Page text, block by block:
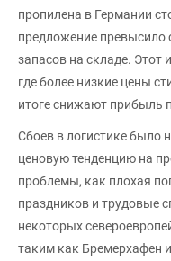
пропилена в Германии
предложение превысило
запасов на складе. Этот
где более низкие цены
итоге снижают прибыль
Сбоев в логистике было
ценовую тенденцию на
проблемы, как плохая
праздников и трудовые
некоторых
таким как Бремерхафен